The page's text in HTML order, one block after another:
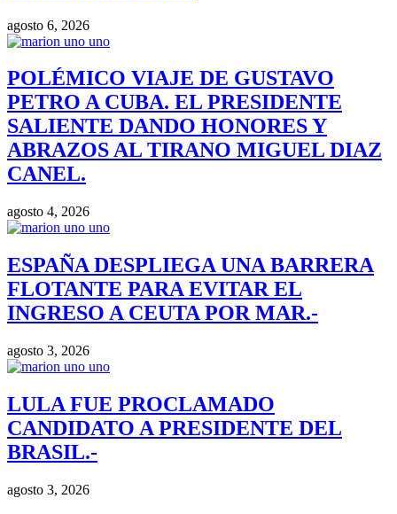
agosto 6, 2026
POLÉMICO VIAJE DE GUSTAVO
PETRO A CUBA. EL PRESIDENTE
SALIENTE DANDO HONORES Y
ABRAZOS AL TIRANO MIGUEL DIAZ
CANEL.
agosto 4, 2026
ESPAÑA DESPLIEGA UNA BARRERA
FLOTANTE PARA EVITAR EL
INGRESO A CEUTA POR MAR.-
agosto 3, 2026
LULA FUE PROCLAMADO
CANDIDATO A PRESIDENTE DEL
BRASIL.-
agosto 3, 2026